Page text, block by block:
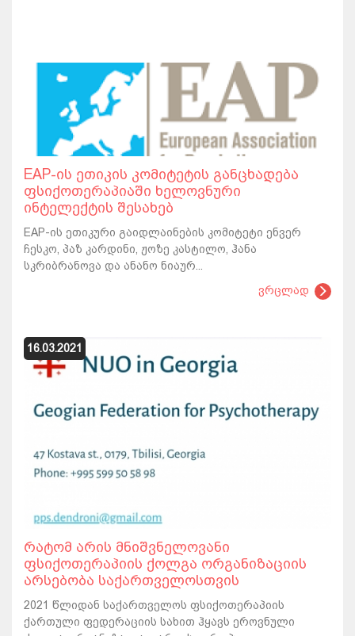
EAP-ის ეთიკის კომიტეტის განცხადება
ფსიქოთერაპიაში ხელოვნური
ინტელექტის შესახებ
EAP-ის ეთიკური გაიდლაინების კომიტეტი ენვერ
ჩესკო, პაზ კარდინი, ჟოზე კასტილო, ჰანა
სკრიბრანოვა და ანანო ნიაურ...
ვრცლად
რატომ არის მნიშვნელოვანი
ფსიქოთერაპიის ქოლგა ორგანიზაციის
არსებობა საქართველოსთვის
2021 წლიდან საქართველოს ფსიქოთერაპიის
ქართული ფედერაციის სახით ჰყავს ეროვნული
16.03.2021